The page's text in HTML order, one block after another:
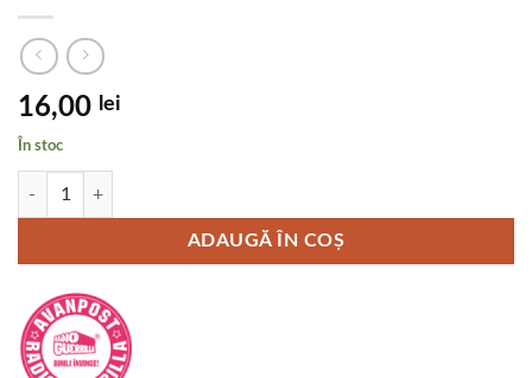
16,00 lei
În stoc
Cantitate Brit Care Dog Snack Immunity Insect 150g
ADAUGĂ ÎN COȘ